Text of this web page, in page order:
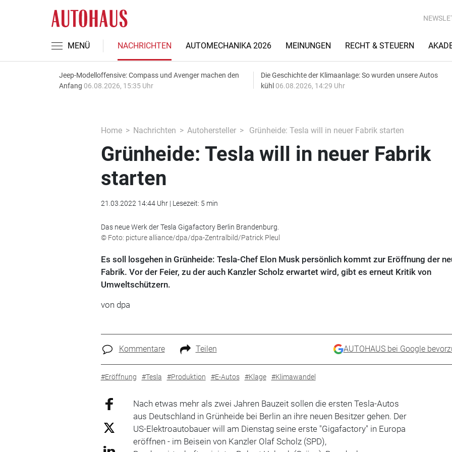
MENÜ NACHRICHTEN AUTOMECHANIKA 2026 MEINUNGEN RECHT & STEUERN
Jeep-Modelloffensive: Compass und Avenger machen den
Anfang 06.08.2026, 15:35 Uhr
Die Geschichte der Klimaanlage: So wurden unsere Autos
kühl 06.08.2026, 14:29 Uhr
Home Nachrichten Autohersteller Grünheide: Tesla will in neuer Fabrik starten
Grünheide: Tesla will in neuer Fabrik
starten
21.03.2022 14:44 Uhr | Lesezeit: 5 min
Das neue Werk der Tesla Gigafactory Berlin Brandenburg.
© Foto: picture alliance/dpa/dpa-Zentralbild/Patrick Pleul
Es soll losgehen in Grünheide: Tesla-Chef Elon Musk persönlich kommt zur Eröffnung der
Fabrik. Vor der Feier, zu der auch Kanzler Scholz erwartet wird, gibt es erneut Kritik von
Umweltschützern.
von dpa
Kommentare Teilen AUTOHAUS bei Google
#Eröffnung #Tesla #Produktion #E-Autos #Klage #Klimawandel
Nach etwas mehr als zwei Jahren Bauzeit sollen die ersten Tesla-Autos
aus Deutschland in Grünheide bei Berlin an ihre neuen Besitzer gehen. Der
US-Elektroautobauer will am Dienstag seine erste "Gigafactory" in Europa
eröffnen - im Beisein von Kanzler Olaf Scholz (SPD),